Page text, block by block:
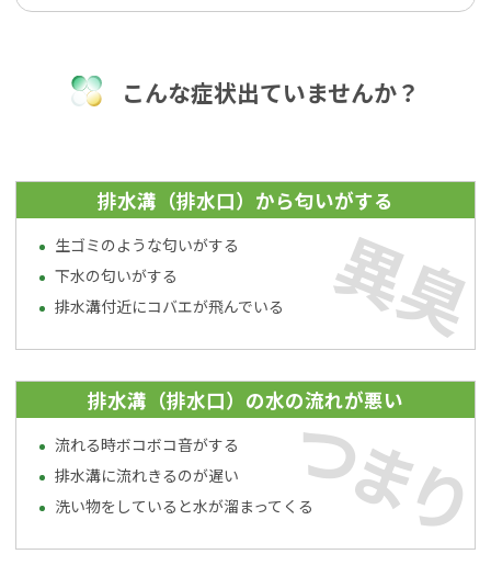
こんな症状出ていませんか？
排水溝（排水口）から匂いがする
生ゴミのような匂いがする
下水の匂いがする
排水溝付近にコバエが飛んでいる
異臭
排水溝（排水口）の水の流れが悪い
流れる時ボコボコ音がする
排水溝に流れきるのが遅い
洗い物をしていると水が溜まってくるつまり